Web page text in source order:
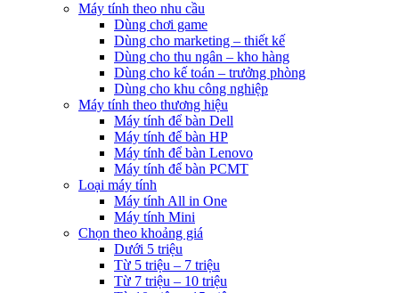
Máy tính theo nhu cầu
Dùng chơi game
Dùng cho marketing – thiết kế
Dùng cho thu ngân – kho hàng
Dùng cho kế toán – trưởng phòng
Dùng cho khu công nghiệp
Máy tính theo thương hiệu
Máy tính để bàn Dell
Máy tính để bàn HP
Máy tính để bàn Lenovo
Máy tính để bàn PCMT
Loại máy tính
Máy tính All in One
Máy tính Mini
Chọn theo khoảng giá
Dưới 5 triệu
Từ 5 triệu – 7 triệu
Từ 7 triệu – 10 triệu